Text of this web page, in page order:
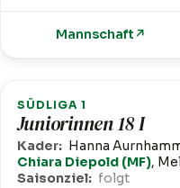
Mannschaft ↗
SÜDLIGA 1
Juniorinnen 18 I
Kader: Hanna
Chiara Diepold (MF),
Saisonziel: folgt